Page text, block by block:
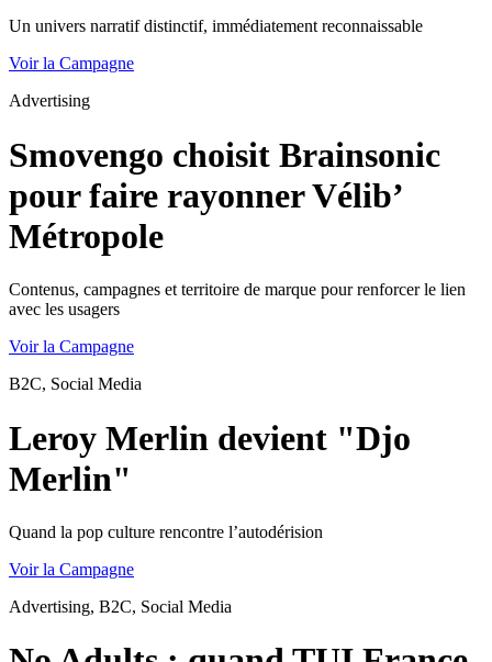
Un univers narratif distinctif, immédiatement reconnaissable
Voir la Campagne
Advertising
Smovengo choisit Brainsonic
pour faire rayonner Vélib’
Métropole
Contenus, campagnes et territoire de marque pour renforcer le lien
avec les usagers
Voir la Campagne
B2C, Social Media
Leroy Merlin devient "Djo
Merlin"
Quand la pop culture rencontre l’autodérision
Voir la Campagne
Advertising, B2C, Social Media